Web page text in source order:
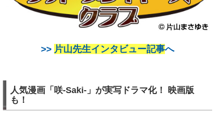
>> 片山先生インタビュー記事へ
人気漫画「咲-Saki-」が実写ドラマ化！ 映画版
も！